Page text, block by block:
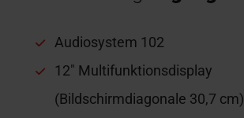
Audiosystem 102
12″ Multifunktionsdisplay
(Bildschirmdiagonale 30,7 cm)